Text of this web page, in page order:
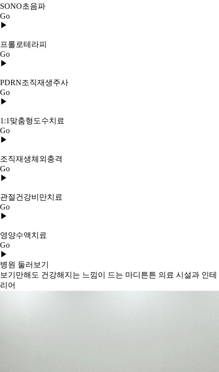
SONO초음파
Go
▶
프롤로테라피
Go
▶
PDRN조직재생주사
Go
▶
1:1맞춤형도수치료
Go
▶
조직재생체외충격
Go
▶
관절건강비만치료
Go
▶
영양수액치료
Go
▶
병원 둘러보기
보기만해도 건강해지는 느낌이 드는 마디튼튼 의료 시설과 인테
리어